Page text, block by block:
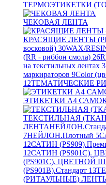
ТЕРМОЭТИКЕТКИ
ЧЕКОВАЯ ЛЕНТА
КРАСЯЩИЕ ЛЕНТЫ
восковой) 30WAX/
(RR - риббон смола) 26
на текстильных лентах
маркираторов 9Color
12ТЕМАТИЧЕСКИЕ
ЭТИКЕТКИ А4
ТЕКСТИЛЬНАЯ
ЛЕНТА
7НЕЙЛОН.Плотный 5
12САТИН
12САТИН (PS901C).
(PS901C). ЦВЕТНОЙ
(PS901B).Стандарт 13
(РИТАУЛЬНЫЕ)